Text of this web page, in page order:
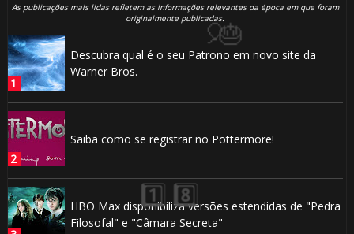
As publicações mais lidas refletem as informações relevantes da época em que foram
originalmente publicadas.
Descubra qual é o seu Patrono em novo site da
Warner Bros.
Saiba como se registrar no Pottermore!
HBO Max disponibiliza versões estendidas de "Pedra
Filosofal" e "Câmara Secreta"
⚡
🎂